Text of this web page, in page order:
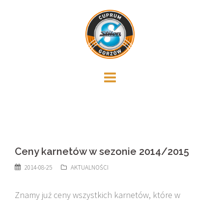
Ceny karnetów w sezonie 2014/2015
2014-08-25 AKTUALNOŚCI
Znamy już ceny wszystkich karnetów, które w